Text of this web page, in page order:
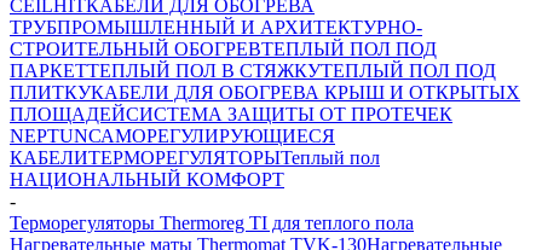
CEILHITКАБЕЛИ ДЛЯ ОБОГРЕВА
ТРУБПРОМЫШЛЕННЫЙ И АРХИТЕКТУРНО-
СТРОИТЕЛЬНЫЙ ОБОГРЕВТЕПЛЫЙ ПОЛ ПОД
ПАРКЕТТЕПЛЫЙ ПОЛ В СТЯЖКУТЕПЛЫЙ ПОЛ ПОД
ПЛИТКУКАБЕЛИ ДЛЯ ОБОГРЕВА КРЫШ И ОТКРЫТЫХ
ПЛОЩАДЕЙСИСТЕМА ЗАЩИТЫ ОТ ПРОТЕЧЕК
NEPTUNСАМОРЕГУЛИРУЮЩИЕСЯ
КАБЕЛИТЕРМОРЕГУЛЯТОРЫТеплый пол
НАЦИОНАЛЬНЫЙ КОМФОРТ
-
Терморегуляторы Thermoreg TI для теплого пола
Нагревательные маты Thermomat TVK-130Нагревательные